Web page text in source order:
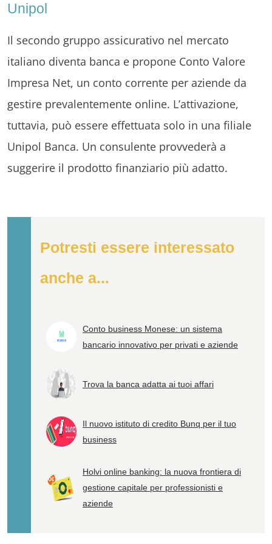
Unipol
Il secondo gruppo assicurativo nel mercato
italiano diventa banca e propone Conto Valore
Impresa Net, un conto corrente per aziende da
gestire prevalentemente online. L’attivazione,
tuttavia, può essere effettuata solo in una filiale
Unipol Banca. Un consulente provvederà a
suggerire il prodotto finanziario più adatto.
Potresti essere interessato
anche a...
Conto business Monese: un sistema
bancario innovativo per privati e aziende
Trova la banca adatta ai tuoi affari
Il nuovo istituto di credito Bunq per il tuo
business
Holvi online banking: la nuova frontiera di
gestione capitale per professionisti e
aziende